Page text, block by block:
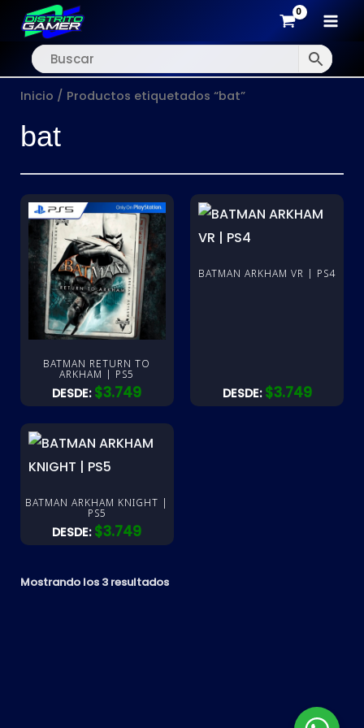
al
contenido
Inicio / Productos etiquetados “bat”
bat
BATMAN RETURN TO
ARKHAM | PS5
DESDE: $3.749
BATMAN ARKHAM VR | PS4
DESDE: $3.749
BATMAN ARKHAM KNIGHT |
PS5
DESDE: $3.749
Mostrando los 3 resultados